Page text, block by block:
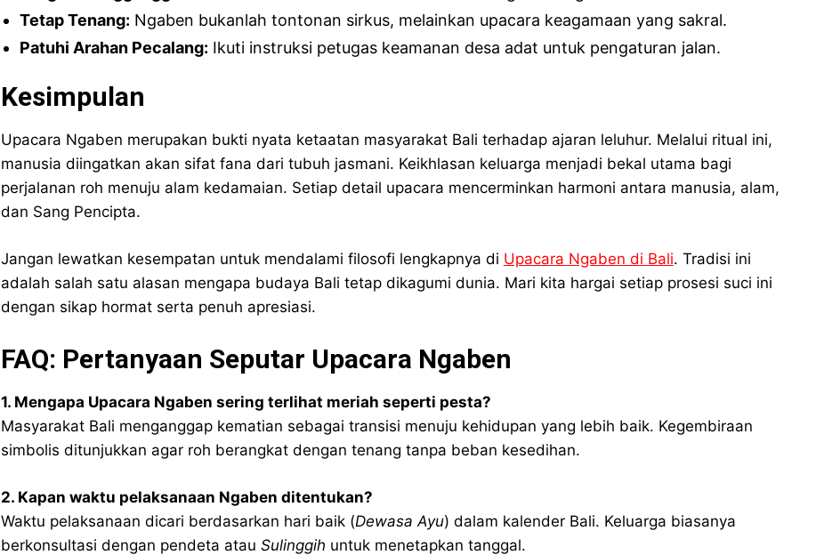
Tetap Tenang: Ngaben bukanlah tontonan sirkus, melainkan upacara keagamaan yang sakral.
Patuhi Arahan Pecalang: Ikuti instruksi petugas keamanan desa adat untuk pengaturan jalan.
Kesimpulan
Upacara Ngaben merupakan bukti nyata ketaatan masyarakat Bali terhadap ajaran leluhur. Melalui ritual ini,
manusia diingatkan akan sifat fana dari tubuh jasmani. Keikhlasan keluarga menjadi bekal utama bagi
perjalanan roh menuju alam kedamaian. Setiap detail upacara mencerminkan harmoni antara manusia, alam,
dan Sang Pencipta.
Jangan lewatkan kesempatan untuk mendalami filosofi lengkapnya di Upacara Ngaben di Bali. Tradisi ini
adalah salah satu alasan mengapa budaya Bali tetap dikagumi dunia. Mari kita hargai setiap prosesi suci ini
dengan sikap hormat serta penuh apresiasi.
FAQ: Pertanyaan Seputar Upacara Ngaben
1. Mengapa Upacara Ngaben sering terlihat meriah seperti pesta?
Masyarakat Bali menganggap kematian sebagai transisi menuju kehidupan yang lebih baik. Kegembiraan
simbolis ditunjukkan agar roh berangkat dengan tenang tanpa beban kesedihan.
2. Kapan waktu pelaksanaan Ngaben ditentukan?
Waktu pelaksanaan dicari berdasarkan hari baik (Dewasa Ayu) dalam kalender Bali. Keluarga biasanya
berkonsultasi dengan pendeta atau Sulinggih untuk menetapkan tanggal.